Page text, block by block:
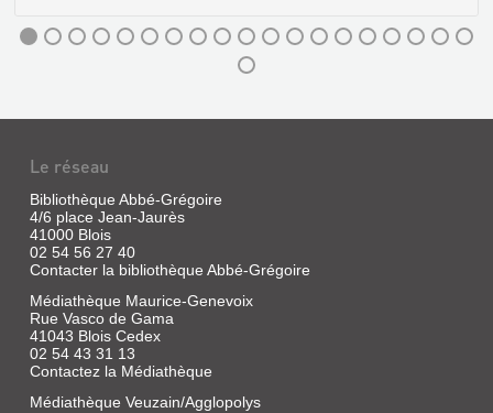
région
étude
et
prononciation
du
patois
blésois.
Contient
appendice
donnant
plusieurs
spécimens
du
blésois.
à
traces
jumelle
bergère
enlevée
à
14
ans
de
Blois,
dans
la
région
en
GLOSSAIRE
DU
VENDOMOIS
Livre
|
Paul
|
Herluison,
1893
Le réseau
Bibliothèque Abbé-Grégoire
4/6 place Jean-Jaurès
41000 Blois
02 54 56 27 40
Contacter la bibliothèque Abbé-Grégoire
Médiathèque Maurice-Genevoix
Rue Vasco de Gama
41043 Blois Cedex
02 54 43 31 13
Contactez la Médiathèque
Médiathèque Veuzain/Agglopolys